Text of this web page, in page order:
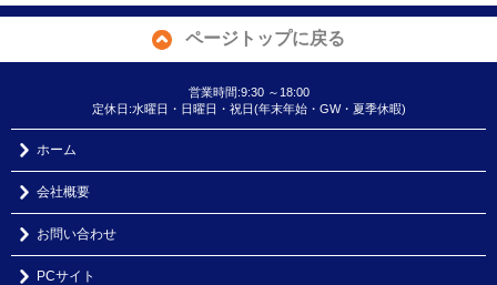
ページトップに戻る
営業時間:9:30 ～18:00
定休日:水曜日・日曜日・祝日(年末年始・GW・夏季休暇)
ホーム
会社概要
お問い合わせ
PCサイト